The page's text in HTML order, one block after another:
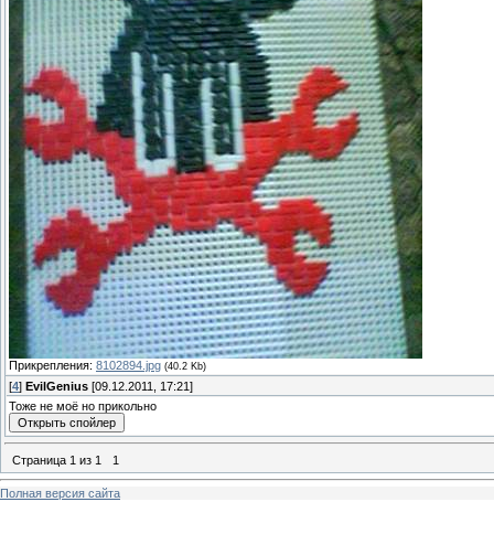
Прикрепления: 8102894.jpg (40.2 Kb)
[4] EvilGenius [09.12.2011, 17:21]
Тоже не моё но прикольно
Страница 1 из 1 1
Полная версия сайта